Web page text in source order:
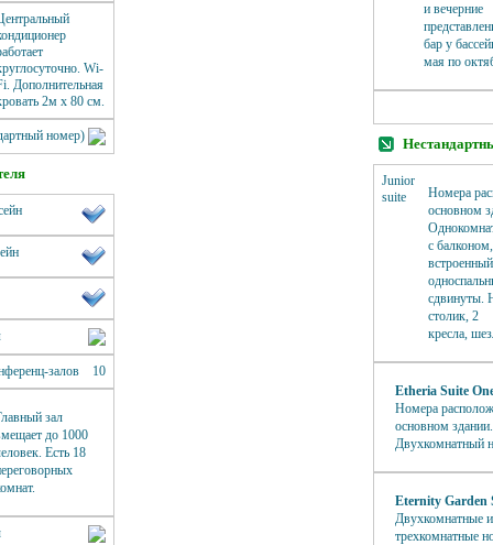
Wi-
Дополнительная
2м х 80 см.
номер)
залов 10
зал
до 1000
Есть 18
и вечерние
бар у
мая по
Junior
suite
Номера
основном
с
сдвинуты.
столик, 2
кресла,
Etheria Suite
Номера
основном здании.
Двухкомнатный
Eternity Garden
Двухкомнатные и
трехкомнатные